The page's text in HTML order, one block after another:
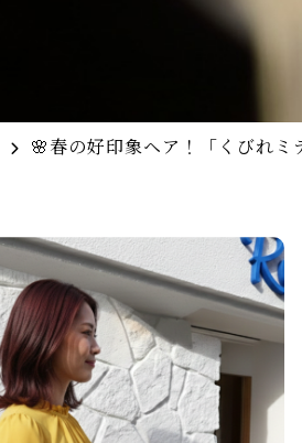
🌸春の好印象ヘア！「くびれ